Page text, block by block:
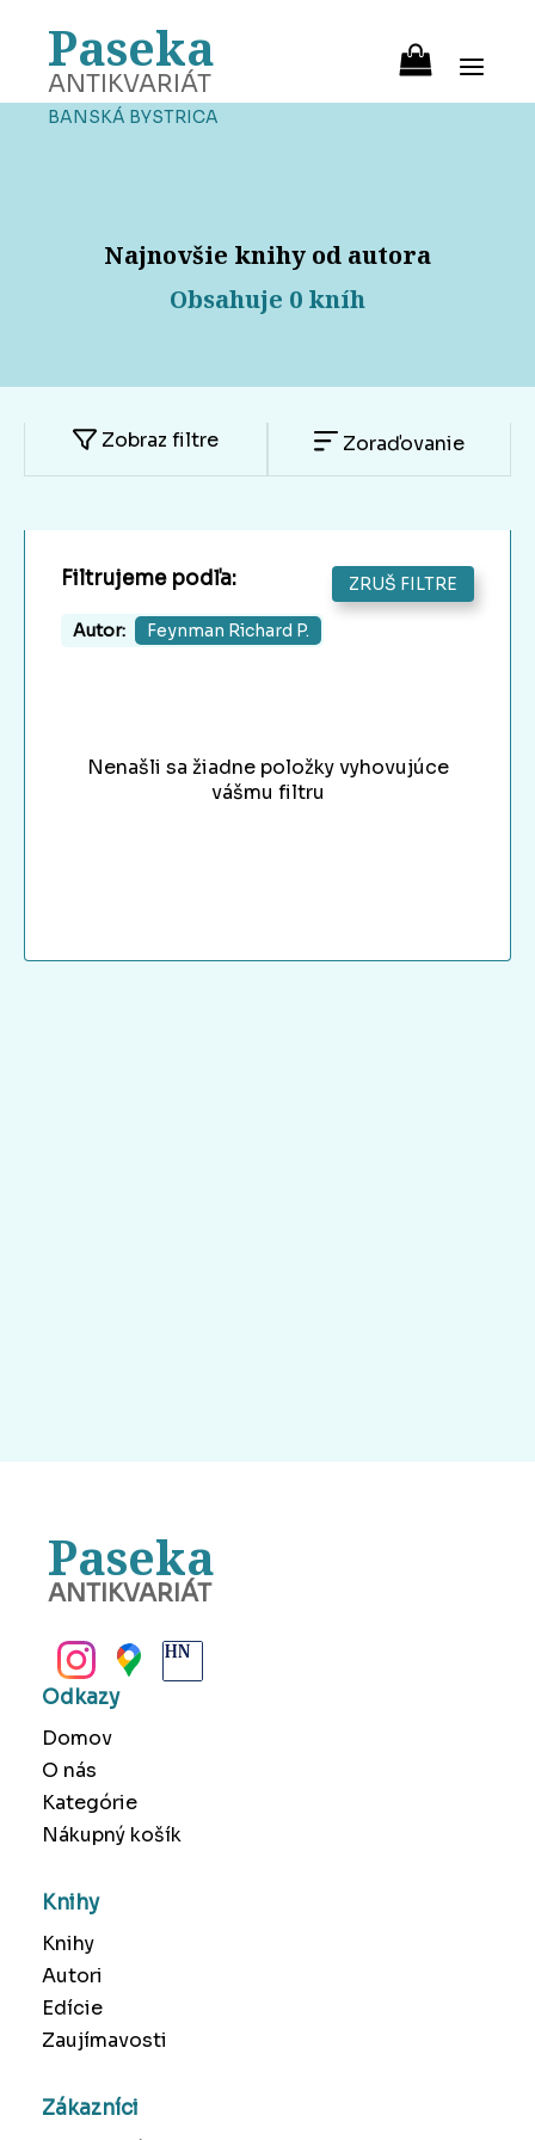
Paseka
ANTIKVARIÁT
BANSKÁ BYSTRICA
Najnovšie knihy od autora
Obsahuje 0 kníh
Zobraz filtre Zoraďovanie
Filtrujeme podľa: ZRUŠ FILTRE
Autor: Feynman Richard P.
Nenašli sa žiadne položky vyhovujúce
vášmu filtru
Paseka
ANTIKVARIÁT
Odkazy
Domov
O nás
Kategórie
Nákupný košík
Knihy
Knihy
Autori
Edície
Zaujímavosti
Zákazníci